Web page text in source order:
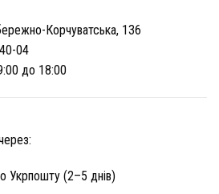
Корчуватська, 136
04
до 18:00
Укрпошту (2–5 днів)